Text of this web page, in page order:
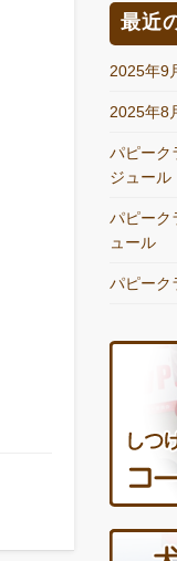
最近
2025年9
2025年8
パピーク
ジュール
パピーク
ュール
パピーク